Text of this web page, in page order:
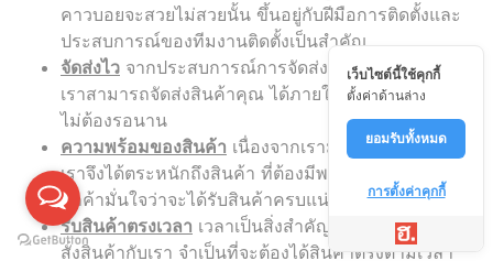
คาวบอยจะสวยไม่สวยนั้น ขึ้นอยู่กับฝีมือการติดตั้งและ
ประสบการณ์ของทีมงานติดตั้งเป็นสำคัญ
จัดส่งไว จากประสบการณ์การจัดส่งของทีมงาน ทำให้
เราสามารถจัดส่งสินค้าคุณ ได้ภายใน 1-3 วัน เท่านั้น
ไม่ต้องรอนาน
ความพร้อมของสินค้า เนื่องจากเรามีลูกค้าจำนวนมาก
เราจึงได้ตระหนักถึงสินค้า ที่ต้องมีพร้อมจัดส่ง เพื่อให้
ลูกค้ามั่นใจว่าจะได้รับสินค้าครบแน่นอน
รับสินค้าตรงเวลา เวลาเป็นสิ่งสำคัญ หากลูกค้า ทำการ
สั่งสินค้ากับเรา จำเป็นที่จะต้องได้สินค้าตรงตามเวลา
เว็บไซต์นี้ใช้คุกกี้
ตั้งค่าด้านล่าง
ยอมรับทั้งหมด
การตั้งค่าคุกกี้